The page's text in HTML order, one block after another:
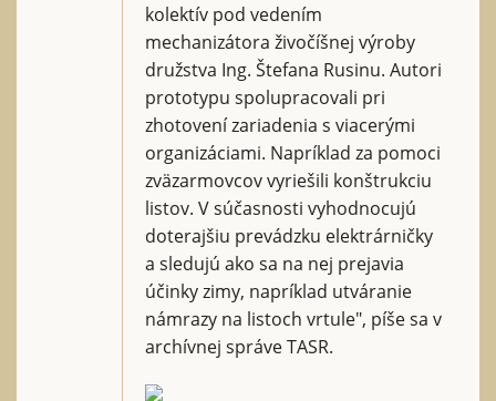
kolektív pod vedením
mechanizátora živočíšnej výroby
družstva Ing. Štefana Rusinu. Autori
prototypu spolupracovali pri
zhotovení zariadenia s viacerými
organizáciami. Napríklad za pomoci
zväzarmovcov vyriešili konštrukciu
listov. V súčasnosti vyhodnocujú
doterajšiu prevádzku elektrárničky
a sledujú ako sa na nej prejavia
účinky zimy, napríklad utváranie
námrazy na listoch vrtule", píše sa v
archívnej správe TASR.